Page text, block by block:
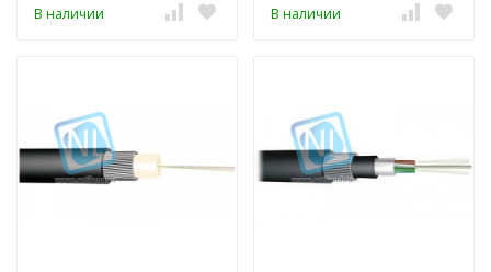
В наличии В наличии